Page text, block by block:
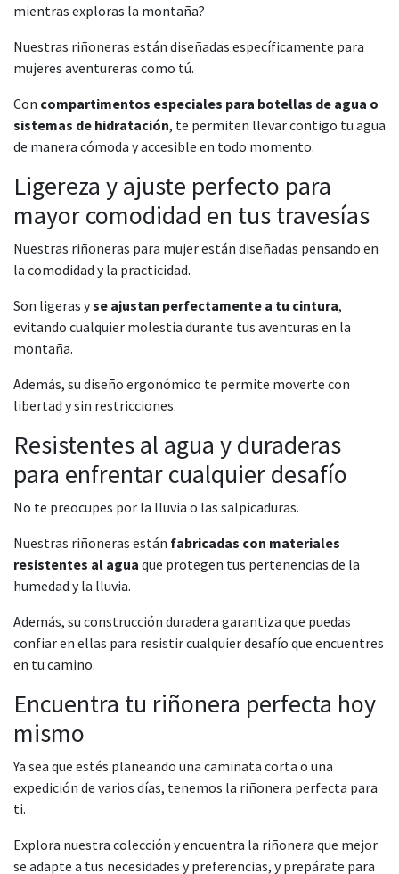
mientras exploras la montaña?
Nuestras riñoneras están diseñadas específicamente para
mujeres aventureras como tú.
Con compartimentos especiales para botellas de agua o
sistemas de hidratación, te permiten llevar contigo tu agua
de manera cómoda y accesible en todo momento.
Ligereza y ajuste perfecto para
mayor comodidad en tus travesías
Nuestras riñoneras para mujer están diseñadas pensando en
la comodidad y la practicidad.
Son ligeras yse ajustan perfectamente a tu cintura,
evitando cualquier molestia durante tus aventuras en la
montaña.
Además, su diseño ergonómico te permite moverte con
libertad y sin restricciones.
Resistentes al agua y duraderas
para enfrentar cualquier desafío
No te preocupes por la lluvia o las salpicaduras.
Nuestras riñoneras están fabricadas con materiales
resistentes al agua que protegen tus pertenencias de la
humedad y la lluvia.
Además, su construcción duradera garantiza que puedas
confiar en ellas para resistir cualquier desafío que encuentres
en tu camino.
Encuentra tu riñonera perfecta hoy
mismo
Ya sea que estés planeando una caminata corta o una
expedición de varios días, tenemos la riñonera perfecta para
ti.
Explora nuestra colección y encuentra la riñonera que mejor
se adapte a tus necesidades y preferencias, y prepárate para